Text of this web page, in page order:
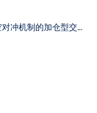
对冲机制的加仓型交…